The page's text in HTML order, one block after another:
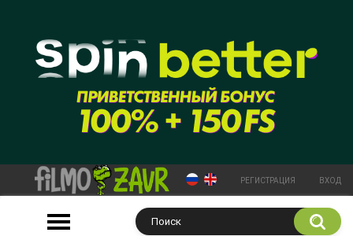
РЕГИСТРАЦИЯ ВХОД